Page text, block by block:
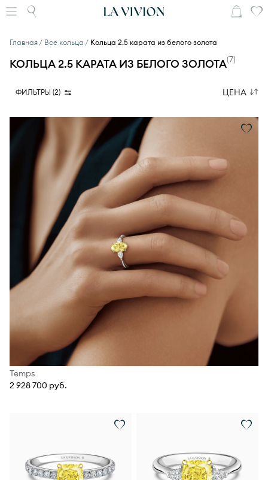
Главная Все кольца Кольца 2.5 карата из белого золота
КОЛЬЦА 2.5 КАРАТА ИЗ БЕЛОГО ЗОЛОТА(7)
ФИЛЬТРЫ (2) ЦЕНА
Temps
2 928 700 руб.